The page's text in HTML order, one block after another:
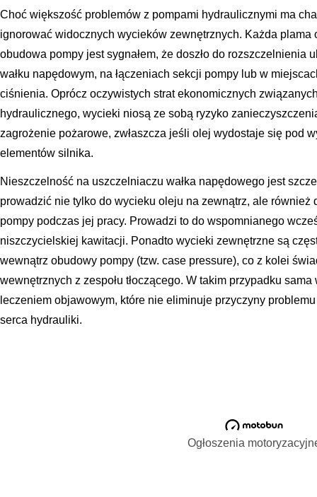
Choć większość problemów z pompami hydraulicznymi ma
ignorować widocznych wycieków zewnętrznych. Każda plama
obudowa pompy jest sygnałem, że doszło do rozszczelnienia
wałku napędowym, na łączeniach sekcji pompy lub w
ciśnienia. Oprócz oczywistych strat ekonomicznych
hydraulicznego, wycieki niosą ze sobą ryzyko
zagrożenie pożarowe, zwłaszcza jeśli olej wydostaje się pod
elementów silnika.
Nieszczelność na uszczelniaczu wałka napędowego jest
prowadzić nie tylko do wycieku oleju na zewnątrz, ale również
pompy podczas jej pracy. Prowadzi to do wspomnianego
niszczycielskiej kawitacji. Ponadto wycieki zewnętrzne są
wewnątrz obudowy pompy (tzw. case pressure), co z kolei
wewnętrznych z zespołu tłoczącego. W takim przypadku
leczeniem objawowym, które nie eliminuje przyczyny
serca hydrauliki.
Ogłoszenia